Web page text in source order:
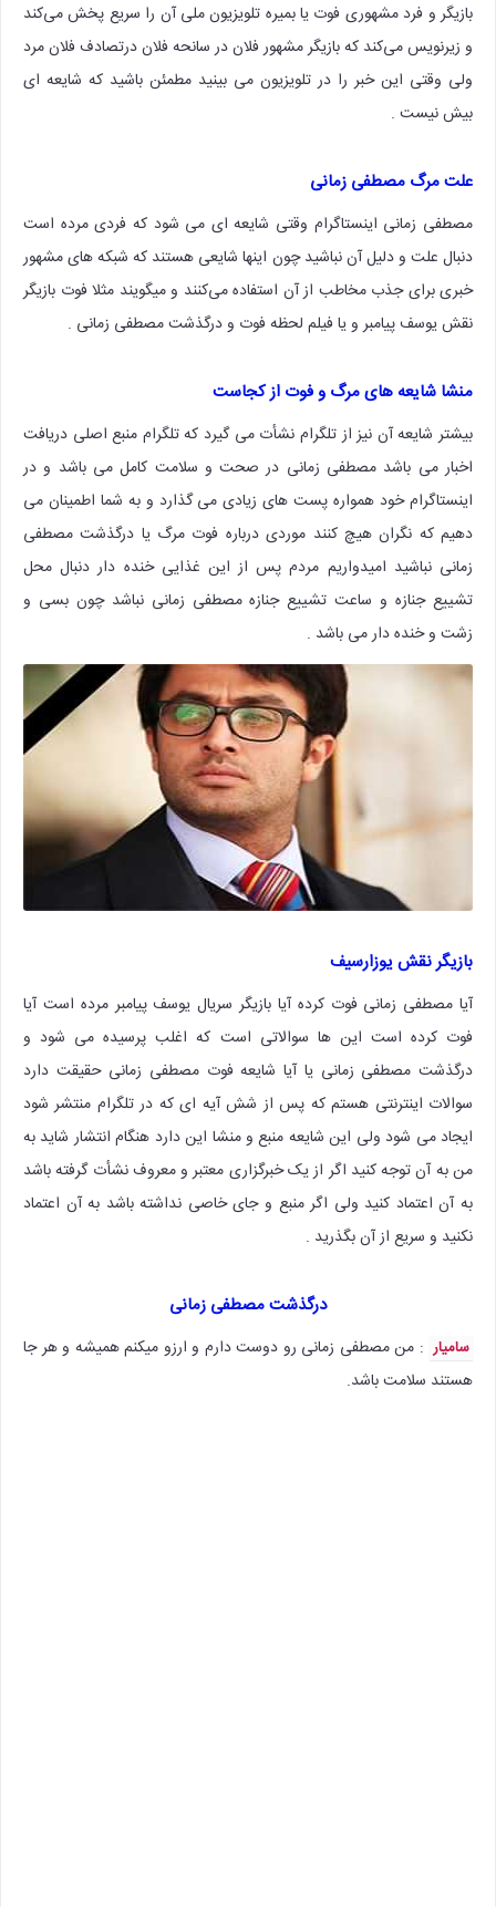
بازیگر و فرد مشهوری فوت یا بمیره تلویزیون ملی آن را سریع پخش می‌کند
و زیرنویس می‌کند که بازیگر مشهور فلان در سانحه فلان درتصادف فلان مرد
ولی وقتی این خبر را در تلویزیون می بینید مطمئن باشید که شایعه ای
بیش نیست .
علت مرگ مصطفی زمانی
مصطفی زمانی اینستاگرام وقتی شایعه ای می شود که فردی مرده است
دنبال علت و دلیل آن نباشید چون اینها شایعی هستند که شبکه های مشهور
خبری برای جذب مخاطب از آن استفاده می‌کنند و میگویند مثلا فوت بازیگر
نقش یوسف پیامبر و یا فیلم لحظه فوت و درگذشت مصطفی زمانی .
منشا شایعه های مرگ و فوت از کجاست
بیشتر شایعه آن نیز از تلگرام نشأت می گیرد که تلگرام منبع اصلی دریافت
اخبار می باشد مصطفی زمانی در صحت و سلامت کامل می باشد و در
اینستاگرام خود همواره پست های زیادی می گذارد و به شما اطمینان می
دهیم که نگران هیچ کنند موردی درباره فوت مرگ یا درگذشت مصطفی
زمانی نباشید امیدواریم مردم پس از این غذایی خنده دار دنبال محل
تشییع جنازه و ساعت تشییع جنازه مصطفی زمانی نباشد چون بسی و
زشت و خنده دار می باشد .
بازیگر نقش یوزارسیف
آیا مصطفی زمانی فوت کرده آیا بازیگر سریال یوسف پیامبر مرده است آیا
فوت کرده است این ها سوالاتی است که اغلب پرسیده می شود و
درگذشت مصطفی زمانی یا آیا شایعه فوت مصطفی زمانی حقیقت دارد
سوالات اینترنتی هستم که پس از شش آیه ای که در تلگرام منتشر شود
ایجاد می شود ولی این شایعه منبع و منشا این دارد هنگام انتشار شاید به
من به آن توجه کنید اگر از یک خبرگزاری معتبر و معروف نشأت گرفته باشد
به آن اعتماد کنید ولی اگر منبع و جای خاصی نداشته باشد به آن اعتماد
نکنید و سریع از آن بگذرید .
درگذشت مصطفی زمانی
سامیار : من مصطفی زمانی رو دوست دارم و ارزو میکنم همیشه و هر جا
هستند سلامت باشد.